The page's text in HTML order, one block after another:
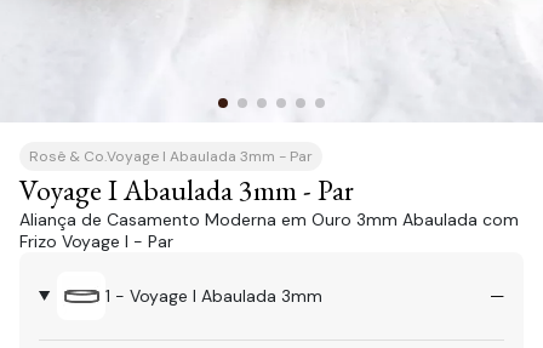
Rosê & Co.Voyage I Abaulada 3mm - Par
Voyage I Abaulada 3mm - Par
Aliança de Casamento Moderna em Ouro 3mm Abaulada com
Frizo Voyage I - Par
1 - Voyage I Abaulada 3mm